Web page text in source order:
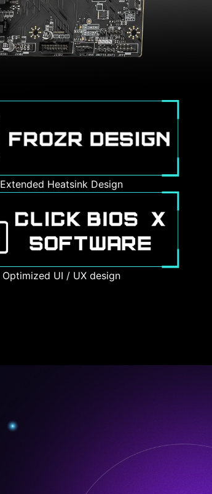
Extended Heatsink Design
Optimized UI / UX design